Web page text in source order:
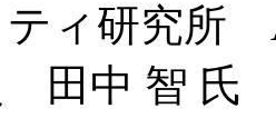
ティ研究所
田中 智 氏